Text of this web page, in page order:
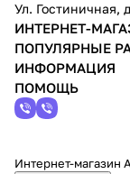
Ул. Гостиничная,
ИНТЕРНЕТ-
ПОПУЛЯРНЫЕ
ИНФОРМАЦИЯ
ПОМОЩЬ
Интернет-магазин